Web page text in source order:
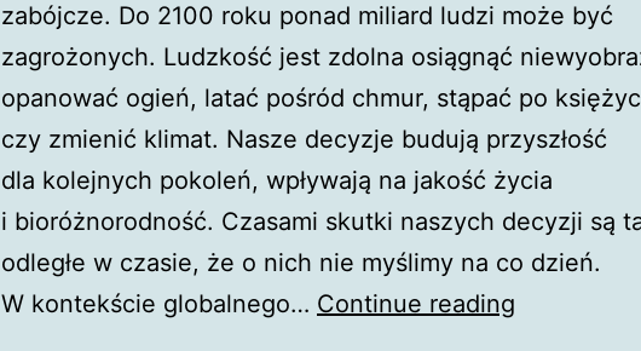
zabójcze. Do 2100 roku ponad miliard ludzi może być
zagrożonych. Ludzkość jest zdolna osiągnąć
opanować ogień, latać pośród chmur, stąpać po
czy zmienić klimat. Nasze decyzje budują przyszłość
dla kolejnych pokoleń, wpływają na jakość życia
i bioróżnorodność. Czasami skutki naszych decyzji są
odległe w czasie, że o nich nie myślimy na co dzień.
W kontekście globalnego… Continue reading